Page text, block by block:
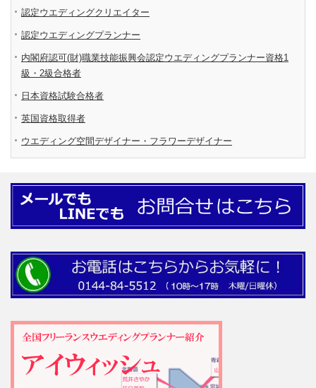
認定ウエディングクリエイター
認定ウエディングプランナー
内閣府認可(財)職業技能振興会認定ウエディングプランナー資格1
級・2級合格者
日本資格試験合格者
英国資格取得者
ウエディング空間デザイナー・フラワーデザイナー